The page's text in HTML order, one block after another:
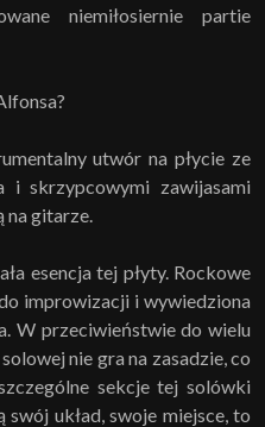
niemiłosiernie partie
utwór na płycie ze
i skrzypcowymi zawijasami
na gitarze.
esencja tej płyty. Rockowe
improwizacji i wywiedziona
W przeciwieństwie do wielu
nie gra na zasadzie, co
sekcje tej solówki
układ, swoje miejsce, to